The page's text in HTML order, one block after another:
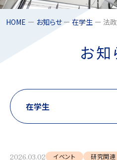
HOME お知らせ 在学生 法政
お知
2026.03.02 イベント 研究関連